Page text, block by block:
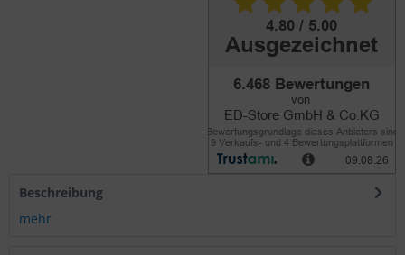
Beschreibung
mehr